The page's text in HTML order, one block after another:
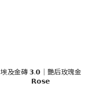
埃及金磚 𝟯.𝟬｜艷后玫瑰金
𝗥𝗼𝘀𝗲